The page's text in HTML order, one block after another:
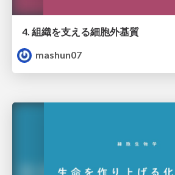
4. 組織を支える細胞外基質
mashun07